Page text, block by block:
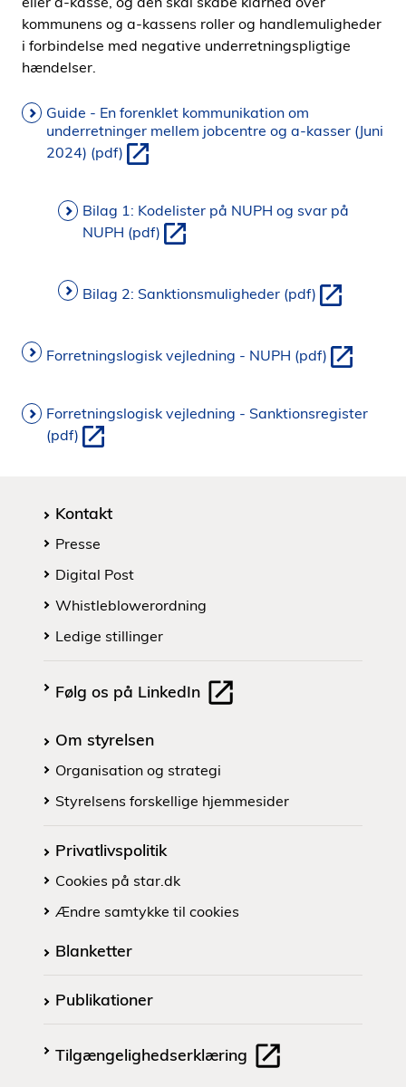
kommunens og a-kassens roller og handlemuligheder
i forbindelse med negative underretningspligtige
hændelser.
Guide - En forenklet kommunikation om
underretninger mellem jobcentre og a-kasser (Juni
2024) (pdf)
Bilag 1: Kodelister på NUPH og svar på
NUPH (pdf)
Bilag 2: Sanktionsmuligheder (pdf)
Forretningslogisk vejledning - NUPH (pdf)
Forretningslogisk vejledning - Sanktionsregister
(pdf)
Kontakt
Presse
Digital Post
Whistleblowerordning
Ledige stillinger
Følg os på LinkedIn
Om styrelsen
Organisation og strategi
Styrelsens forskellige hjemmesider
Privatlivspolitik
Cookies på star.dk
Ændre samtykke til cookies
Blanketter
Publikationer
Tilgængelighedserklæring